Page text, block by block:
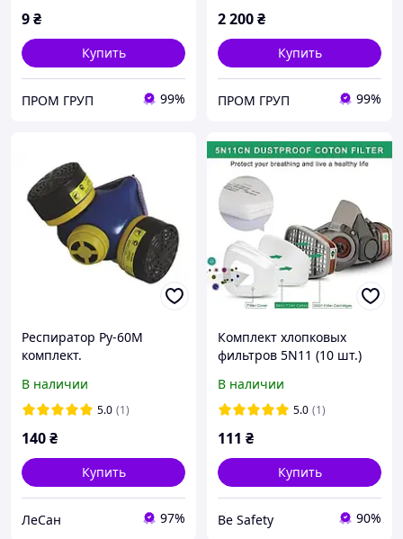
9₴
Купить
ПРОМ ГРУП 99%
2 200₴
Купить
ПРОМ ГРУП 99%
Респиратор Ру-60М
комплект.
В наличии
5.0 (1)
140₴
Купить
ЛеСан 97%
Комплект хлопковых
фильтров 5N11 (10 шт.)
В наличии
5.0 (1)
111 ₴
Купить
Be Safety 90%